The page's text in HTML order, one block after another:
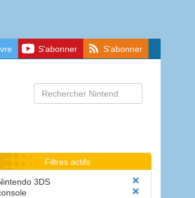
S'abonner S'abonner
Filtres actifs
3DS